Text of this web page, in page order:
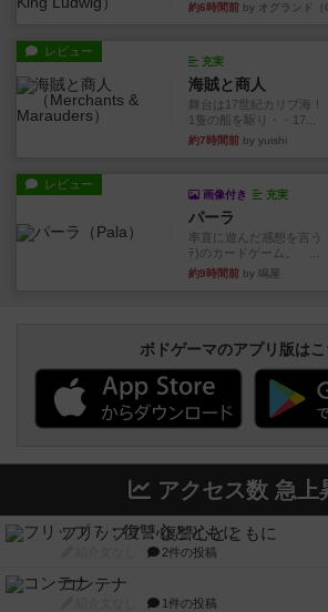
約6時間前 by オグランド（
レビュー
充実
海賊と商人
舞台は17世紀カリブ海
1隻の船を駆り・・17...
約7時間前 by yuishi
レビュー
画像付き 充実
パーラ
率直に遊んだ感想を言う
ﾃ)のカードゲーム。 ...
約9時間前 by 鳴屋
ボドゲーマのアプリ版はこ
アクセス数 急上
フリップ７：復讐心とともに
2件の投稿
コンテナ
1件の投稿